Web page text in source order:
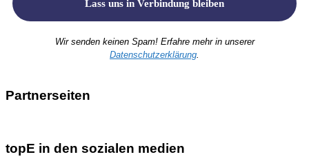
Wir senden keinen Spam! Erfahre mehr in unserer
Datenschutzerklärung.
Partnerseiten
topE in den sozialen medien